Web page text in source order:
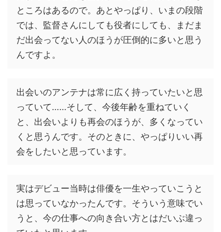
ところはあるので。あとやっぱり、いまの段階
では、監督さんにしても役者にしても、まだま
だ出会ってない人のほうが圧倒的に多いと思う
んですよ。
出会いのアンテナは常に広く持っていたいと思
っていて……そして、今後年齢を重ねていく
と、出会いよりも再会のほうが、多くなってい
くと思うんです。そのときに、やっぱりいい再
会をしたいと思っています。
実はデビュー当時は俳優を一生やっていこうと
は思っていなかったんです。そういう意味でい
うと、今の仕事への向き合い方とはだいぶ違っ